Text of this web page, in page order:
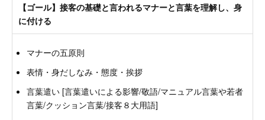
【ゴール】接客の基礎と言われるマナーと言葉を理解し、身
に付ける
マナーの五原則
表情・身だしなみ・態度・挨拶
言葉遣い [言葉遣いによる影響/敬語/マニュアル言葉や若者
言葉/クッション言葉/接客８大用語]